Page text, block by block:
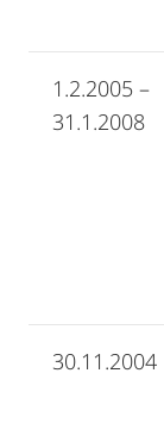
1.2.2005 –
31.1.2008
30.11.2004